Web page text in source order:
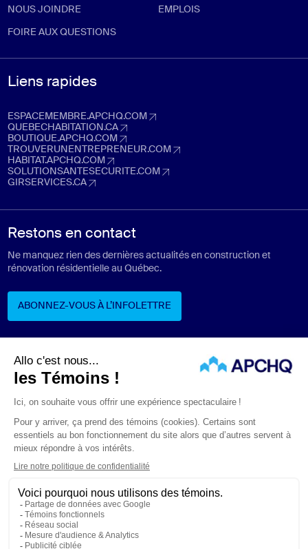
NOUS JOINDRE EMPLOIS
FOIRE AUX QUESTIONS
Liens rapides
ESPACEMEMBRE.APCHQ.COM
espacemembre.apchq.com (Ouvre dans un nouvel onglet)
QUEBECHABITATION.CA
quebechabitation.ca (Ouvre dans un nouvel onglet)
BOUTIQUE.APCHQ.COM
boutique.apchq.com (Ouvre dans un nouvel onglet)
TROUVERUNENTREPRENEUR.COM
trouverunentrepreneur.com (Ouvre dans un nouvel onglet)
HABITAT.APCHQ.COM
habitat.apchq.com (Ouvre dans un nouvel onglet)
SOLUTIONSANTESECURITE.COM
solutionsantesecurite.com (Ouvre dans un nouvel onglet)
GIRSERVICES.CA
Restons en contact
Ne manquez rien des dernières actualités en construction et
rénovation résidentielle au Québec.
ABONNEZ-VOUS À L’INFOLETTRE
ABONNEZ-VOUS À L’INFOLETTRE
Suivez-nous
ÉNONCÉS LÉGAUX
CONFIDENTIALITÉ
PROTECTION DES RENSEIGNEMENTS PERSONNELS